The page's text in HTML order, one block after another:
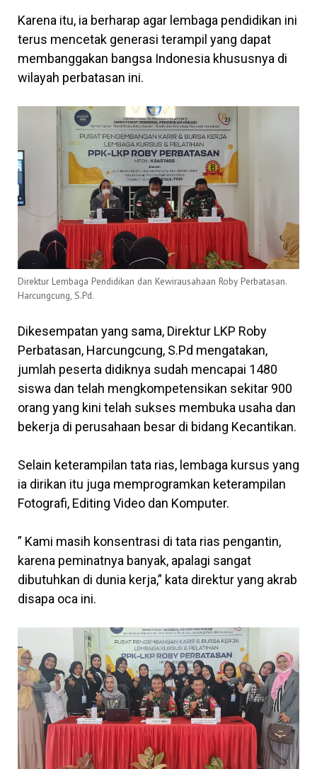
Karena itu, ia berharap agar lembaga pendidikan ini
terus mencetak generasi terampil yang dapat
membanggakan bangsa Indonesia khususnya di
wilayah perbatasan ini.
Direktur Lembaga Pendidikan dan Kewirausahaan Roby Perbatasan.
Harcungcung, S.Pd.
Dikesempatan yang sama, Direktur LKP Roby
Perbatasan, Harcungcung, S.Pd mengatakan,
jumlah peserta didiknya sudah mencapai 1480
siswa dan telah mengkompetensikan sekitar 900
orang yang kini telah sukses membuka usaha dan
bekerja di perusahaan besar di bidang Kecantikan.
Selain keterampilan tata rias, lembaga kursus yang
ia dirikan itu juga memprogramkan keterampilan
Fotografi, Editing Video dan Komputer.
” Kami masih konsentrasi di tata rias pengantin,
karena peminatnya banyak, apalagi sangat
dibutuhkan di dunia kerja,” kata direktur yang akrab
disapa oca ini.